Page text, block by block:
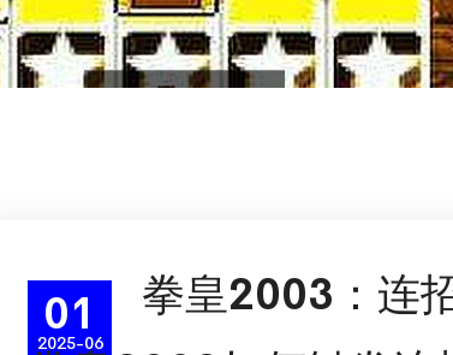
01
2025-06
拳皇2003：连